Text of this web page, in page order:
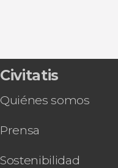
Civitatis
Quiénes somos
Prensa
Sostenibilidad